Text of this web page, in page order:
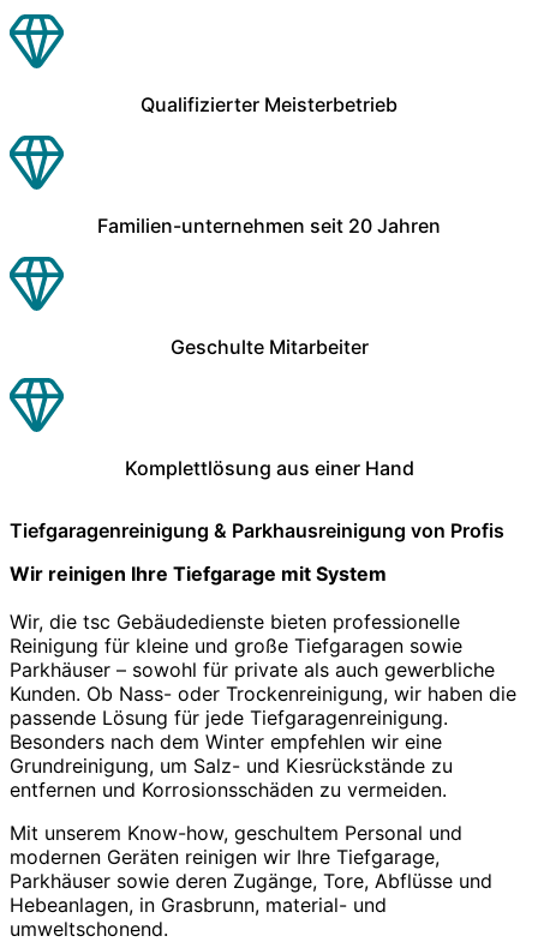
Qualifizierter Meisterbetrieb
Familien-unternehmen seit 20 Jahren
Geschulte Mitarbeiter
Komplettlösung aus einer Hand
Tiefgaragenreinigung & Parkhausreinigung von Profis
Wir reinigen Ihre Tiefgarage mit System
Wir, die tsc Gebäudedienste bieten professionelle
Reinigung für kleine und große Tiefgaragen sowie
Parkhäuser – sowohl für private als auch gewerbliche
Kunden. Ob Nass- oder Trockenreinigung, wir haben die
passende Lösung für jede Tiefgaragenreinigung.
Besonders nach dem Winter empfehlen wir eine
Grundreinigung, um Salz- und Kiesrückstände zu
entfernen und Korrosionsschäden zu vermeiden.
Mit unserem Know-how, geschultem Personal und
modernen Geräten reinigen wir Ihre Tiefgarage,
Parkhäuser sowie deren Zugänge, Tore, Abflüsse und
Hebeanlagen, in Grasbrunn, material- und
umweltschonend.